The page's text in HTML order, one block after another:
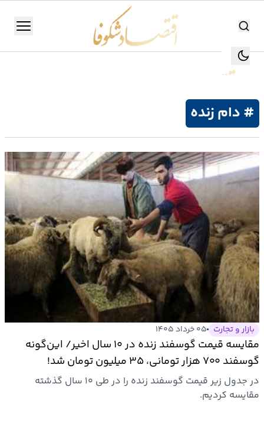
جستجو
منو
تولید
صنعت
انرژی
بانک،
بورس
و
بیمه
اقتصاد
جهان
بازار
و
تجارت
# دام زنده
بازار و تجارت ۰۵ خرداد ۱۴۰۵
مقایسه قیمت گوسفند زنده در ۱۰ سال اخیر/ این‌گونه
گوسفند ۷۰۰ هزار تومانی، ۳۵ میلیون تومان شد!
در جدول زیر قیمت گوسفند زنده را در طی ۱۰ سال گذشته
مقایسه کردیم.